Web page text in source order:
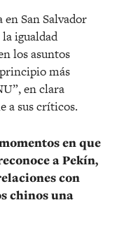
San Salvador
igualdad
los asuntos
más
en clara
a sus críticos.
en que
a Pekín,
con
chinos una